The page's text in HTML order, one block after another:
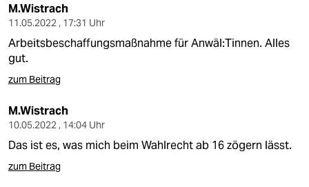
M.Wistrach
11.05.2022 , 17:31 Uhr
Arbeitsbeschaffungsmaßnahme für Anwäl:Tinnen. Alles
gut.
zum Beitrag
M.Wistrach
10.05.2022 , 14:04 Uhr
Das ist es, was mich beim Wahlrecht ab 16 zögern lässt.
zum Beitrag